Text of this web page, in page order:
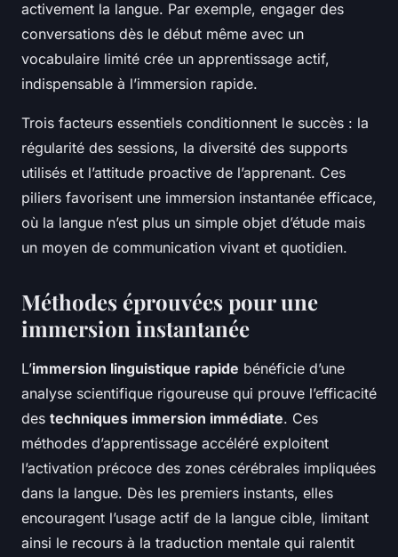
activement la langue. Par exemple, engager des
conversations dès le début même avec un
vocabulaire limité crée un apprentissage actif,
indispensable à l’immersion rapide.
Trois facteurs essentiels conditionnent le succès : la
régularité des sessions, la diversité des supports
utilisés et l’attitude proactive de l’apprenant. Ces
piliers favorisent une immersion instantanée efficace,
où la langue n’est plus un simple objet d’étude mais
un moyen de communication vivant et quotidien.
Méthodes éprouvées pour une
immersion instantanée
L’immersion linguistique rapide bénéficie d’une
analyse scientifique rigoureuse qui prouve l’efficacité
des techniques immersion immédiate. Ces
méthodes d’apprentissage accéléré exploitent
l’activation précoce des zones cérébrales impliquées
dans la langue. Dès les premiers instants, elles
encouragent l’usage actif de la langue cible, limitant
ainsi le recours à la traduction mentale qui ralentit